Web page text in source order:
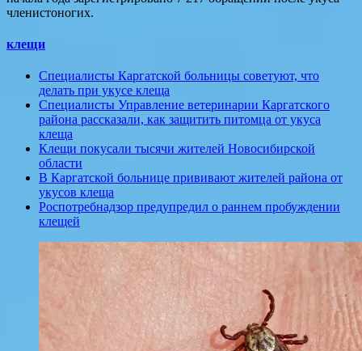
членистоногих.
клещи
Специалисты Каргатской больницы советуют, что
делать при укусе клеща
Специалисты Управление ветеринарии Каргатского
района рассказали, как защитить питомца от укуса
клеща
Клещи покусали тысячи жителей Новосибирской
области
В Каргатской больнице прививают жителей района от
укусов клеща
Роспотребнадзор предупредил о раннем пробуждении
клещей